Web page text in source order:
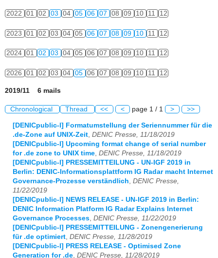
2022 01 02 03 04 05 06 07 08 09 10 11 12
2023 01 02 03 04 05 06 07 08 09 10 11 12
2024 01 02 03 04 05 06 07 08 09 10 11 12
2026 01 02 03 04 05 06 07 08 09 10 11 12
2019/11 6 mails
Chronological Thread << < page 1 / 1 > >>
[DENICpublic-l] Formatumstellung der Seriennummer für die
.de-Zone auf UNIX-Zeit DENIC Presse, 11/18/2019
[DENICpublic-l] Upcoming format change of serial number
for .de zone to UNIX time DENIC Presse, 11/18/2019
[DENICpublic-l] PRESSEMITTEILUNG - UN-IGF 2019 in
Berlin: DENIC-Informationsplattform IG Radar macht Internet
Governance-Prozesse verständlich DENIC Presse,
11/22/2019
[DENICpublic-l] NEWS RELEASE - UN-IGF 2019 in Berlin:
DENIC Information Platform IG Radar Explains Internet
Governance Processes DENIC Presse, 11/22/2019
[DENICpublic-l] PRESSEMITTEILUNG - Zonengenerierung
für .de optimiert DENIC Presse, 11/28/2019
[DENICpublic-l] PRESS RELEASE - Optimised Zone
Generation for .de DENIC Presse, 11/28/2019